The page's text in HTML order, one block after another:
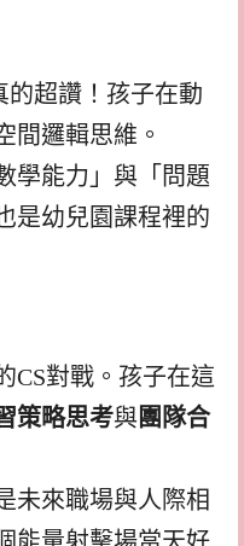
的超讚！孩子在動
間邏輯思維。
學能力」與「問題
是幼兒園課程裡的
CS對戰。孩子在這
策略思考與 團隊合
未來職場與人際相